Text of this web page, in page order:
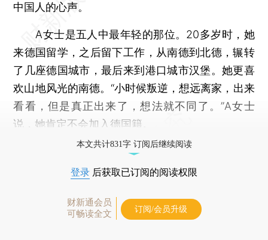
中国人的心声。
A女士是五人中最年轻的那位。20多岁时，她
来德国留学，之后留下工作，从南德到北德，辗转
了几座德国城市，最后来到港口城市汉堡。她更喜
欢山地风光的南德。“小时候叛逆，想远离家，出来
看看，但是真正出来了，想法就不同了。”A女士
说，她肯定不会加入德国籍。
本文共计831字 订阅后继续阅读
登录 后获取已订阅的阅读权限
财新通会员
可畅读全文
订阅/会员升级